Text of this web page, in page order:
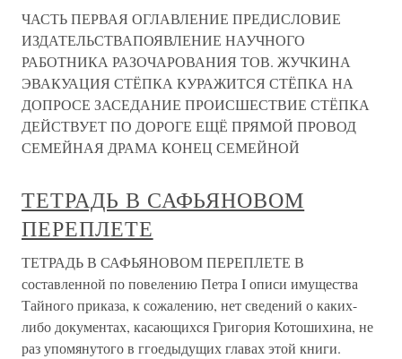
ЧАСТЬ ПЕРВАЯ ОГЛАВЛЕНИЕ ПРЕДИСЛОВИЕ
ИЗДАТЕЛЬСТВАПОЯВЛЕНИЕ НАУЧНОГО
РАБОТНИКА РАЗОЧАРОВАНИЯ ТОВ. ЖУЧКИНА
ЭВАКУАЦИЯ СТЁПКА КУРАЖИТСЯ СТЁПКА НА
ДОПРОСЕ ЗАСЕДАНИЕ ПРОИСШЕСТВИЕ СТЁПКА
ДЕЙСТВУЕТ ПО ДОРОГЕ ЕЩЁ ПРЯМОЙ ПРОВОД
СЕМЕЙНАЯ ДРАМА КОНЕЦ СЕМЕЙНОЙ
ТЕТРАДЬ В САФЬЯНОВОМ
ПЕРЕПЛЕТЕ
ТЕТРАДЬ В САФЬЯНОВОМ ПЕРЕПЛЕТЕ В
составленной по повелению Петра I описи имущества
Тайного приказа, к сожалению, нет сведений о каких-
либо документах, касающихся Григория Котошихина, не
раз упомянутого в ггоедыдущих главах этой книги.